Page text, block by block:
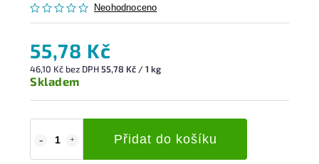
Neohodnoceno
55,78 Kč
46,10 Kč bez DPH55,78 Kč / 1 kg
Skladem
Přidat do košíku